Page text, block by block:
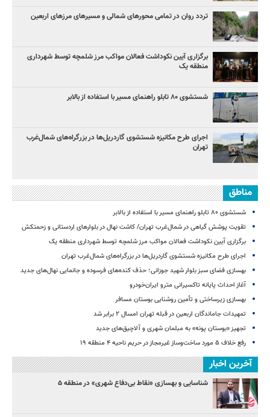
تردد روان در تمامی محورهای شمالی و مسیرهای مرزهای اربعین
برگزاری آیین نکوداشت فعالان مواکب مرز شلمچه توسط شهرداری
منطقه یک
شستشوی ۸۰ تابلو راهنمای مسیر با استفاده از بالابر
اجرای طرح مکانیزه شستشوی گاردریل‌ها در بزرگراه‌های شمال‌غرب
تهران
مناطق
شستشوی ۸۰ تابلو راهنمای مسیر با استفاده از بالابر
تقویت پوشش گیاهی در شمال‌غرب تهران/ کاشت نهال در بلوارهای اردستانی و زحمتکش
برگزاری آیین نکوداشت فعالان مواکب مرز شلمچه توسط شهرداری منطقه یک
اجرای طرح مکانیزه شستشوی گاردریل‌ها در بزرگراه‌های شمال‌غرب تهران
بهسازی فضای سبز بلوار شهید جوزانی؛ حذف کنده‌های فرسوده و جانمایی نهال‌های جدید
آغاز احداث پایانه تاکسیرانی مترو ایران‌خودرو
بهسازی زیرساختی و تأمین روشنایی بوستان مسافر
تمهیدات جاماندگان اربعین در قبله تهران امسال ۲ برابر شد
تجهیز «بوستان پونه» به مبلمان شهری و آلاچیق‌های جدید
رفع خلاف ۵ مورد ساخت‌وساز غیرمجاز در حریم ناحیه ۴ منطقه ۱۹
آخرین اخبار
شناسایی و بهسازی «نقاط بی‌دفاع شهری» در منطقه ۵